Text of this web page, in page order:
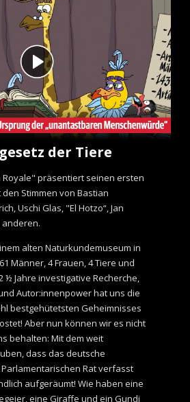
der Tiere
Royale" präsentiert seinen ersten
Stimmen von Bastian
Uschi Glas, "El Hotzo“, Jan
alten Naturkundemuseum in
Männer, 4 Frauen, 4 Tiere und
½ Jahre investigative Recherche,
Autor:innenpower hat uns die
bestgehütetsten Geheimnisses
Aber nun können wir es nicht
behalten: Mit dem weit
dass das deutsche
Rat verfasst
aufgeräumt! Wie haben eine
eine Giraffe und ein Gundi